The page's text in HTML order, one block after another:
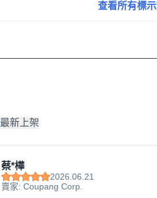
查看所有標
最新上架
蔡*樺
2026.06.21
賣家: Coupang Corp.